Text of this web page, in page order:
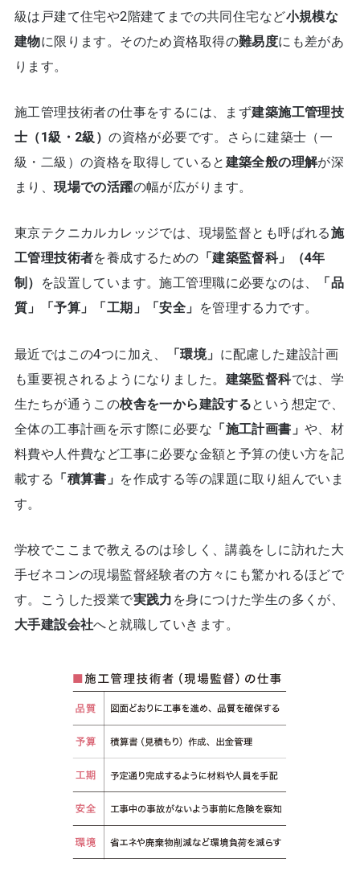
級は戸建て住宅や2階建てまでの共同住宅など小規模な
建物に限ります。そのため資格取得の難易度にも差があ
ります。
施工管理技術者の仕事をするには、まず建築施工管理技
士（1級・2級）の資格が必要です。さらに建築士（一
級・二級）の資格を取得していると 建築全般の理解が深
まり、現場での活躍の幅が広がります。
東京テクニカルカレッジでは、現場監督とも呼ばれる施
工管理技術者を養成するための 「建築監督科」（4年
制）
を設置しています。施工管理職に必要なのは、
「品
質」「予算」「工期」「安全」 を管理する力です。
最近ではこの4つに加え、 「環境」 に配慮した建設計画
も重要視されるようになりました。 建築監督科では、学
生たちが通うこの校舎を一から建設するという想定で、
全体の工事計画を示す際に必要な 「施工計画書」 や、材
料費や人件費など工事に必要な金額と予算の使い方を記
載する 「積算書」 を作成する等の課題に取り組んでいま
す。
学校でここまで教えるのは珍しく、講義をしに訪れた大
手ゼネコンの現場監督経験者の方々にも驚かれるほどで
す。こうした授業で実践力 を身につけた学生の多くが、
大手建設会社へと就職していきます。